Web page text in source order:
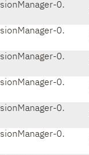
0.
0.
0.
0.
0.
0.